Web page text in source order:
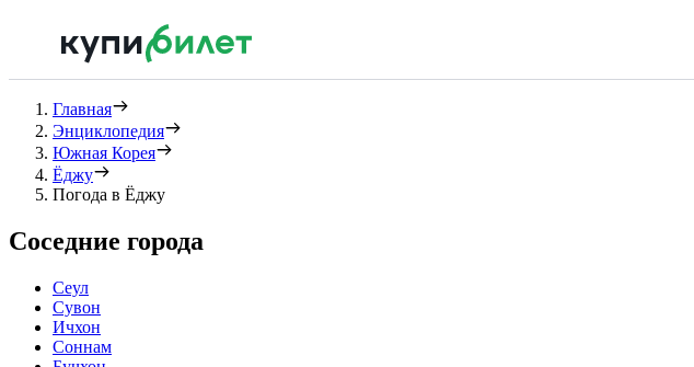
Главная
Энциклопедия
Южная Корея
Ёджу
Погода в Ёджу
Соседние города
Сеул
Сувон
Ичхон
Соннам